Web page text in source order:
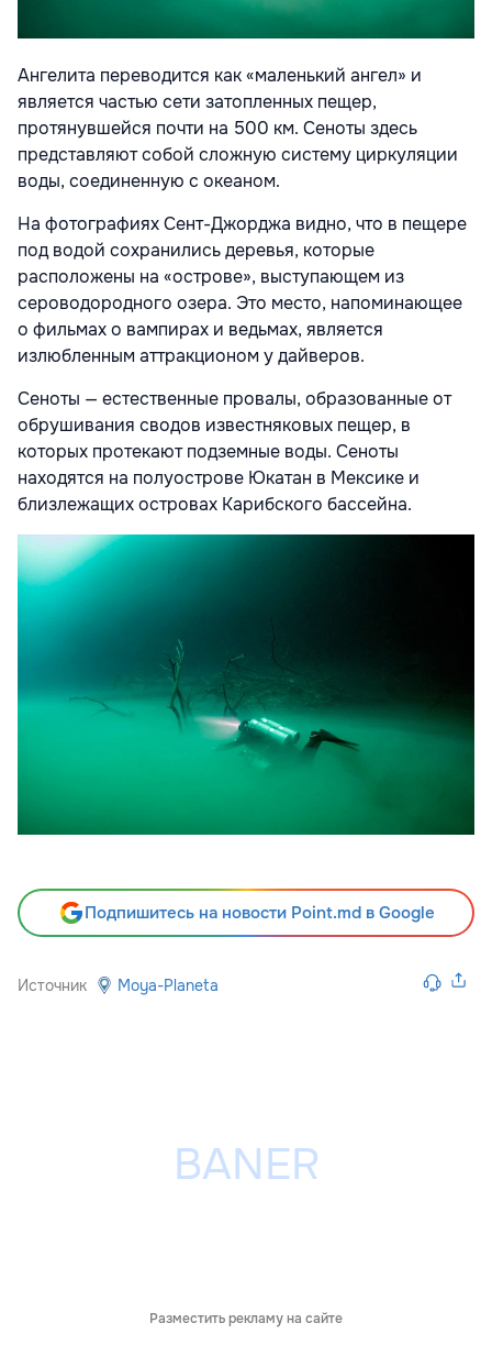
Ангелита переводится как «маленький ангел» и
является частью сети затопленных пещер,
протянувшейся почти на 500 км. Сеноты здесь
представляют собой сложную систему циркуляции
воды, соединенную с океаном.
На фотографиях Сент-Джорджа видно, что в пещере
под водой сохранились деревья, которые
расположены на «острове», выступающем из
сероводородного озера. Это место, напоминающее
о фильмах о вампирах и ведьмах, является
излюбленным аттракционом у дайверов.
Сеноты — естественные провалы, образованные от
обрушивания сводов известняковых пещер, в
которых протекают подземные воды. Сеноты
находятся на полуострове Юкатан в Мексике и
близлежащих островах Карибского бассейна.
Подпишитесь на новости Point.md в Google
Источник Moya-Planeta
Разместить рекламу на сайте